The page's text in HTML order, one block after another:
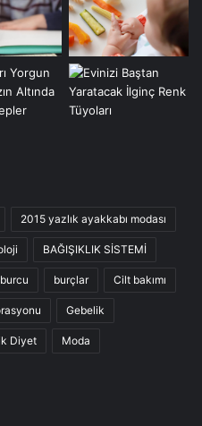
2015 yazlık ayakkabı modası
BAĞIŞIKLIK SİSTEMİ
burçlar Cilt bakımı
Gebelik
Diyet Moda